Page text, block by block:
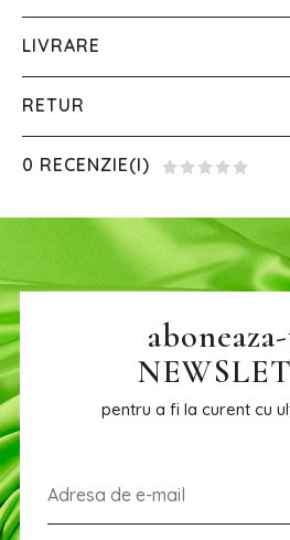
LIVRARE
RETUR
0 RECENZIE(I)
pentru a fi la curent cu